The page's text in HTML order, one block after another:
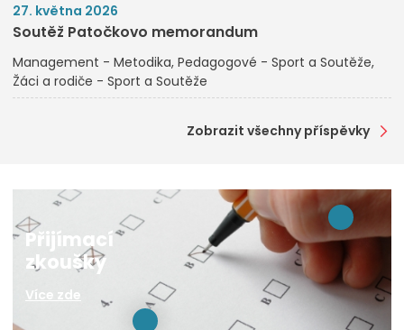
27. května 2026
Soutěž Patočkovo memorandum
Management - Metodika Pedagogové - Sport a Soutěže
Žáci a rodiče - Sport a Soutěže
Zobrazit všechny příspěvky
Přijímací
zkoušky
Více zde